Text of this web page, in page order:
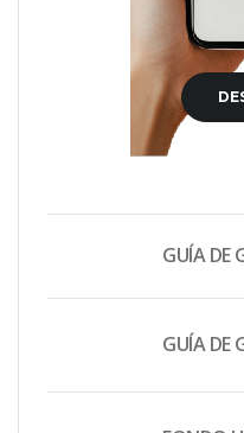
GUÍA DE
GUÍA DE